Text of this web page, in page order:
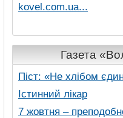
kovel.com.ua...
Газета
Піст: «Не хлібом
Істинний лікар
7 жовтня –